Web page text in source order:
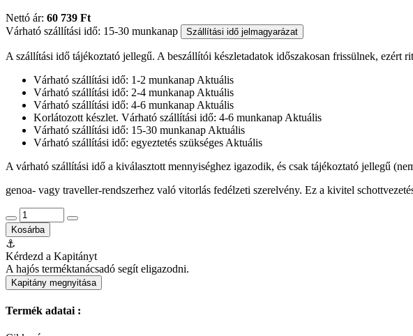
Nettó ár: 60 739 Ft
Várható szállítási idő: 15-30 munkanap
Szállítási idő jelmagyarázat
A szállítási idő tájékoztató jellegű. A beszállítói készletadatok időszakosan frissülnek, ezért
Várható szállítási idő: 1-2 munkanap Aktuális
Várható szállítási idő: 2-4 munkanap Aktuális
Várható szállítási idő: 4-6 munkanap Aktuális
Korlátozott készlet. Várható szállítási idő: 4-6 munkanap Aktuális
Várható szállítási idő: 15-30 munkanap Aktuális
Várható szállítási idő: egyeztetés szükséges Aktuális
A várható szállítási idő a kiválasztott mennyiséghez igazodik, és csak tájékoztató jellegű
genoa- vagy traveller-rendszerhez való vitorlás fedélzeti szerelvény. Ez a kivitel
Kosárba
⚓
Kérdezd a Kapitányt
A hajós terméktanácsadó segít eligazodni.
Kapitány megnyitása
Termék adatai :